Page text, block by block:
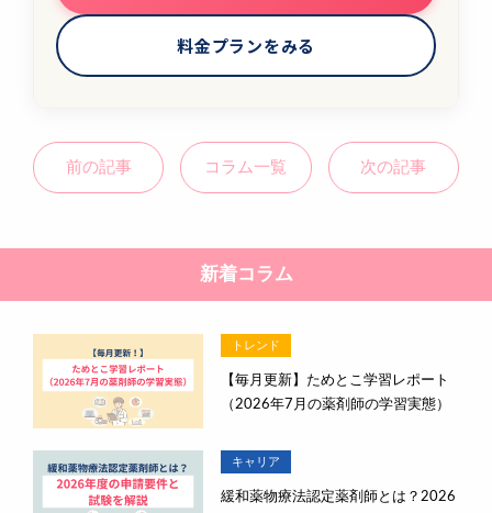
料金プランをみる
前の記事 コラム一覧 次の記事
新着コラム
トレンド
【毎月更新】ためとこ学習レポート
（2026年7月の薬剤師の学習実態）
キャリア
緩和薬物療法認定薬剤師とは？2026